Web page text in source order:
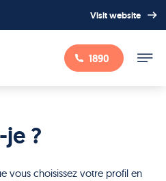
Visit website
1890
je ?
vous choisissez votre profil en